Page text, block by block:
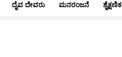
ದೈವ ದೇವರು ಮನರಂಜನೆ ಶೈಕ್ಷಣಿಕ